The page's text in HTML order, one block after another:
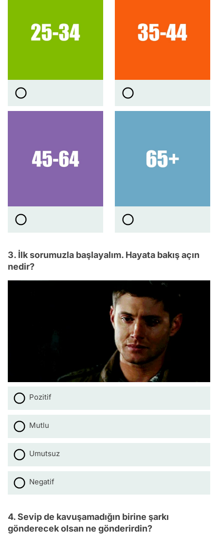
3. İlk sorumuzla başlayalım. Hayata bakış açın
nedir?
Pozitif
Mutlu
Umutsuz
Negatif
4. Sevip de kavuşamadığın birine şarkı
gönderecek olsan ne gönderirdin?